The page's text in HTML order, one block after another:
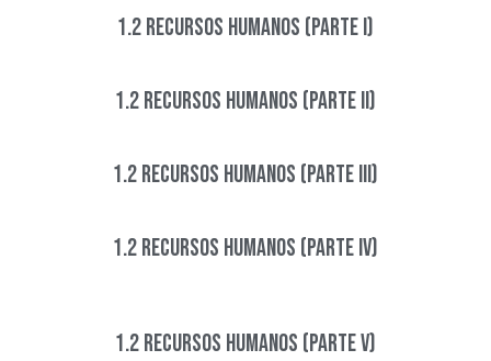
1.2 Recursos Humanos (Parte I)
1.2 Recursos Humanos (Parte II)
1.2 Recursos Humanos (Parte III)
1.2 Recursos Humanos (Parte IV)​
1.2 Recursos Humanos (Parte V)